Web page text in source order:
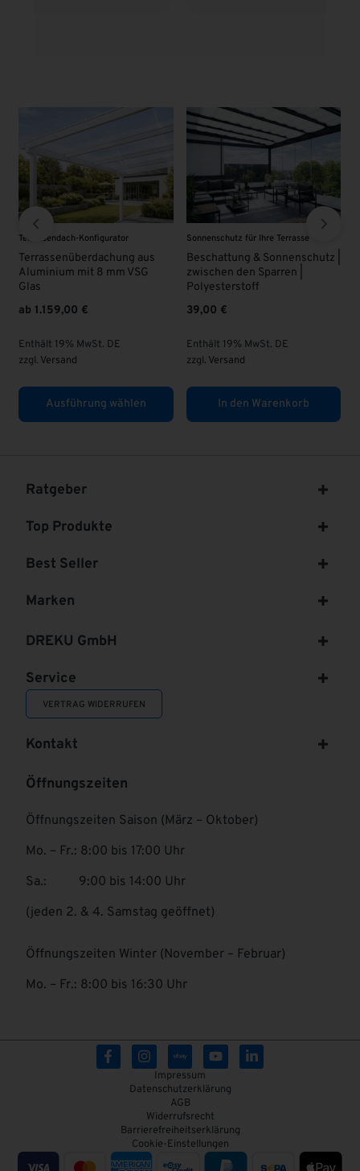
für Ihre Terrasse
& Sonnenschutz |
den Sparren |
19% MwSt. DE
In den Warenkorb
VSG Glas 8 mm | KLAR |
Enthält 19% MwSt. DE
In den Warenkorb
VSG - Glas
VSG Glas
Ratgeber
Top Produkte
Best Seller
Marken
DREKU GmbH
Service
VERTRAG WIDERRUFEN
Kontakt
Öffnungszeiten
Öffnungszeiten Saison (März – Oktober)
Mo. – Fr.: 8:00 bis 17:00 Uhr
Sa.: 9:00 bis 14:00 Uhr
(jeden 2. & 4. Samstag geöffnet)
Öffnungszeiten Winter (November – Februar)
Mo. – Fr.: 8:00 bis 16:30 Uhr
Impressum
Datenschutzerklärung
AGB
Widerrufsrecht
Barrierefreiheitserklärung
Cookie-Einstellungen